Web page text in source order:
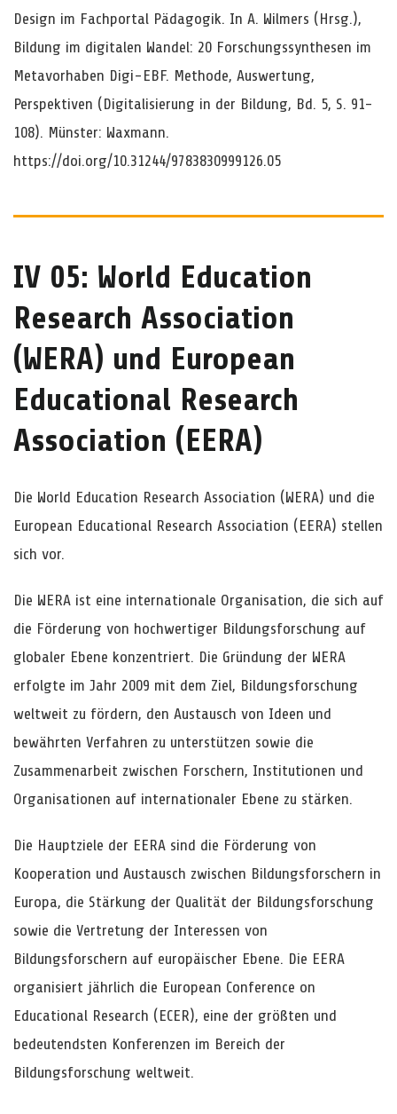
Design im Fachportal Pädagogik. In A. Wilmers (Hrsg.),
Bildung im digitalen Wandel: 20 Forschungssynthesen im
Metavorhaben Digi-EBF. Methode, Auswertung,
Perspektiven (Digitalisierung in der Bildung, Bd. 5, S. 91-
108). Münster: Waxmann.
https://doi.org/10.31244/9783830999126.05
IV 05: World Education
Research Association
(WERA) und European
Educational Research
Association (EERA)
Die World Education Research Association (WERA) und die
European Educational Research Association (EERA) stellen
sich vor.
Die WERA ist eine internationale Organisation, die sich auf
die Förderung von hochwertiger Bildungsforschung auf
globaler Ebene konzentriert. Die Gründung der WERA
erfolgte im Jahr 2009 mit dem Ziel, Bildungsforschung
weltweit zu fördern, den Austausch von Ideen und
bewährten Verfahren zu unterstützen sowie die
Zusammenarbeit zwischen Forschern, Institutionen und
Organisationen auf internationaler Ebene zu stärken.
Die Hauptziele der EERA sind die Förderung von
Kooperation und Austausch zwischen Bildungsforschern in
Europa, die Stärkung der Qualität der Bildungsforschung
sowie die Vertretung der Interessen von
Bildungsforschern auf europäischer Ebene. Die EERA
organisiert jährlich die European Conference on
Educational Research (ECER), eine der größten und
bedeutendsten Konferenzen im Bereich der
Bildungsforschung weltweit.